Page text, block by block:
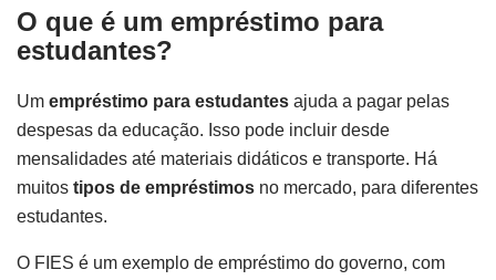
O que é um empréstimo para
estudantes?
Um empréstimo para estudantes ajuda a pagar pelas
despesas da educação. Isso pode incluir desde
mensalidades até materiais didáticos e transporte. Há
muitos tipos de empréstimos no mercado, para diferentes
estudantes.
O FIES é um exemplo de empréstimo do governo, com